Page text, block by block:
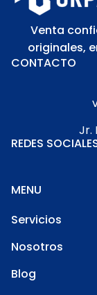
Venta
originales,
CONTACTO
Jr.
REDES
MENU
Servicios
Nosotros
Blog